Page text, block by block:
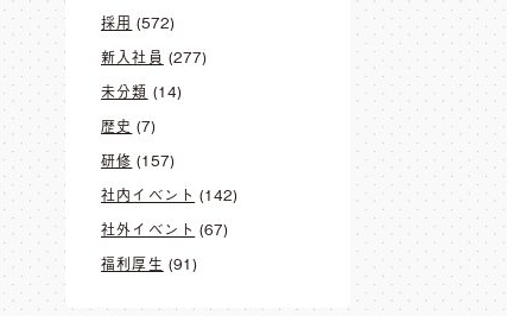
採用 (572)
新入社員 (277)
未分類 (14)
歴史 (7)
研修 (157)
社内イベント (142)
社外イベント (67)
福利厚生 (91)